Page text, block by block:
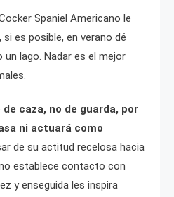
Spaniel Americano le
es posible, en verano dé
lago. Nadar es el mejor
caza, no de guarda, por
ni actuará como
de su actitud recelosa hacia
establece contacto con
y enseguida les inspira